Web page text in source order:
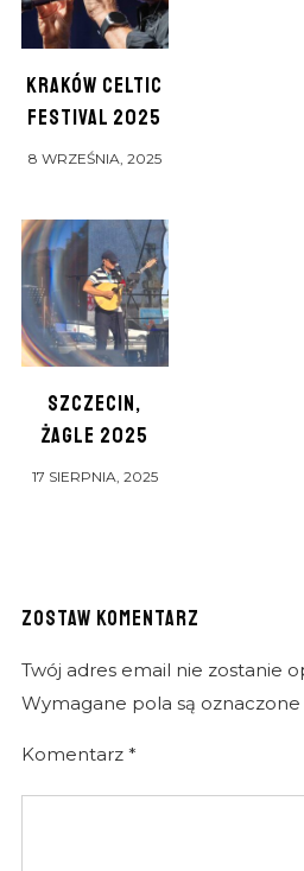
KRAKÓW CELTIC
FESTIVAL 2025
8 WRZEŚNIA, 2025
SZCZECIN,
ŻAGLE 2025
17 SIERPNIA, 2025
ZOSTAW KOMENTARZ
Twój adres email nie zostanie
Wymagane pola są oznaczone
Komentarz *